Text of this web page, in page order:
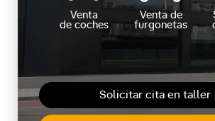
Solicitar cita en taller
Venta
de coches
Venta de
furgonetas